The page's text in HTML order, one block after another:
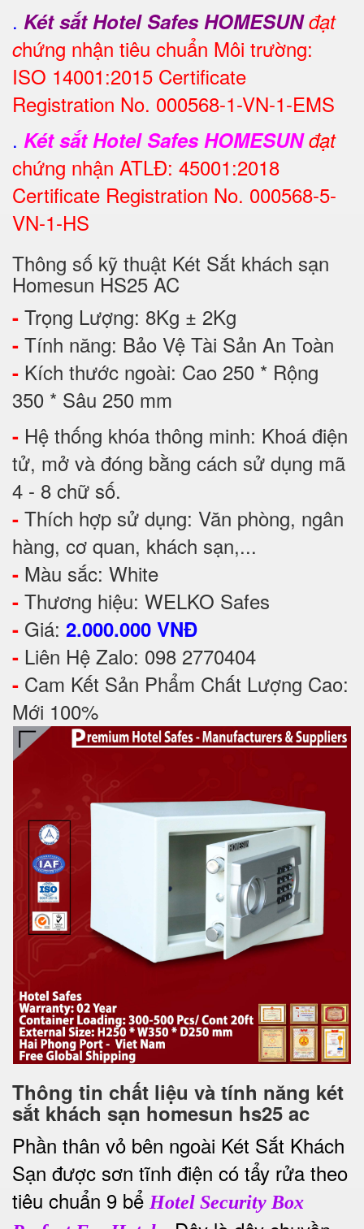
. Két sắt Hotel Safes HOMESUNđạt
chứng nhận tiêu chuẩn Môi trường:
ISO 14001:2015 Certificate
Registration No. 000568-1-VN-1-EMS
. Két sắt Hotel Safes HOMESUNđạt
chứng nhận ATLĐ: 45001:2018
Certificate Registration No. 000568-5-
VN-1-HS
Thông số kỹ thuật Két Sắt khách sạn
Homesun HS25 AC
- Trọng Lượng: 8Kg ± 2Kg
- Tính năng: Bảo Vệ Tài Sản An Toàn
- Kích thước ngoài: Cao 250 * Rộng
350 * Sâu 250 mm
- Hệ thống khóa thông minh: Khoá điện
tử, mở và đóng bằng cách sử dụng mã
4 - 8 chữ số.
- Thích hợp sử dụng: Văn phòng, ngân
hàng, cơ quan, khách sạn,...
- Màu sắc: White
- Thương hiệu: WELKO Safes
- Giá: 2.000.000 VNĐ
- Liên Hệ Zalo: 098 2770404
- Cam Kết Sản Phẩm Chất Lượng Cao:
Mới 100%
Thông tin chất liệu và tính năng két
sắt khách sạn homesun hs25 ac
Phần thân vỏ bên ngoài Két Sắt Khách
Sạn được sơn tĩnh điện có tẩy rửa theo
tiêu chuẩn 9 bể Hotel Security Box